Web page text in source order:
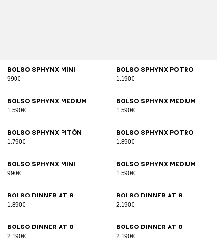
Bolso SPHYNX Mini
990€
Bolso SPHYNX potro
1.190€
Bolso SPHYNX Medium
1.590€
Bolso SPHYNX Medium
1.590€
Bolso SPHYNX pitón
1.790€
Bolso SPHYNX potro
1.890€
Bolso SPHYNX Mini
990€
Bolso SPHYNX Medium
1.590€
Bolso DINNER AT 8
1.890€
Bolso DINNER AT 8
2.190€
Bolso DINNER AT 8
2.190€
Bolso DINNER AT 8
2.190€